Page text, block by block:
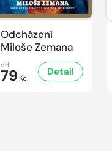
Odcházení
Miloše Zemana
od
79 Kč
Detail